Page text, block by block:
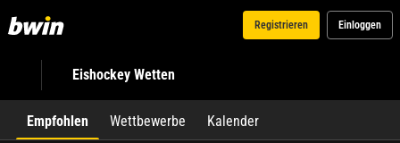
Registrieren Einloggen
Eishockey Wetten
Empfohlen Wettbewerbe Kalender